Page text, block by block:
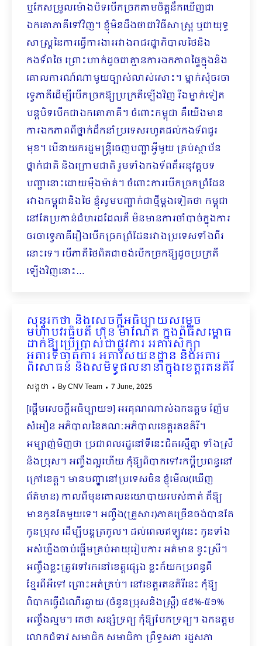
ឬកែសម្រួលម៉ោងបិទបើកច្រកតាមចិត្តនឹកឃើញជា
ឯកតោភាគីទៅវិញ។ ខ្ញុំមិនដឹងថាជាវិធីសាស្ត្រ ឬជាយុទ្ធ
សាស្ត្រនៃការធ្វើការងាររវាងរាជរដ្ឋាភិបាលថៃនិង
កងទ័ពថៃ ព្រោះហាក់ដូចជាគ្មានការឯកភាពផ្ទៃក្នុងនិង
គោលការណ៍ណាមួយច្បាស់លាស់សោះ។ ម្នាក់សុំចរចា
ទ្វេភាគីដើម្បីបើកច្រកឱ្យប្រក្រតីឡើងវិញ រីឯម្នាក់ទៀត
បន្តបិទបើកជាឯកតោភាគី។ ចំពោះកម្ពុជា គឺយើងមាន
ការឯកភាពពីថ្នាក់ដឹកនាំប្រទេសរហូតដល់កងទ័ពជួរ
មុខ។ បើនាយករដ្ឋមន្ត្រីចេញបញ្ជាអ្វីមួយ គ្រប់ស្ថាប័ន
ថ្នាក់ជាតិ និងក្រោមជាតិ រួមទាំងកងទ័ពគឺអនុវត្តបទ
បញ្ជានោះដោយម៉ឺងម៉ាត់។ ចំពោះការបើកច្រកព្រំដែន
រវាងកម្ពុជានិងថៃ ខ្ញុំសូមបញ្ជាក់ជាថ្មីម្ដងទៀតថា កម្ពុជា
នៅតែប្រកាន់ជំហរដដែលគឺ មិនមានការចាំបាច់ក្នុងការ
ចរចាទ្វេភាគីរឿងបើកច្រកព្រំដែនរវាងប្រទេសទាំងពីរ
នោះទេ។ បើភាគីថៃពិតជាចង់បើកច្រកឱ្យដូចប្រក្រតី
ឡើងវិញនោះ…
សុន្ទរកថា និងសេចក្ដីអធិប្បាយសម្ដេច
មហាបវរធិបតី ហ៊ុន ម៉ាណែត ក្នុងពិធីសម្ពោធ
ដាក់ឱ្យប្រើប្រាស់ជាផ្លូវការ អគារសិក្សា
អគារទីចាត់ការ អគារសយនដ្ឋាន និងអគារ
ពិសោធន៍ និងសមិទ្ធផលនានាក្នុងខេត្តរតនគិរី
សង្កថា ByCNV Team 7 June, 2025
[ផ្ដើមសេចក្តីអធិប្បាយ១] អរគុណណាស់ឯកឧត្តម ញ៉ែម
សំអឿន អភិបាលនៃគណៈអភិបាលខេត្តរតនគិរី។
អម្បាញ់មិញថា ប្រជាពលរដ្ឋនៅទីនេះជិតស្មើគ្នា ទាំងស្រី
និងប្រុស។ អញ្ចឹងល្អហើយ កុំឱ្យពិបាកទៅរកប្ដីប្រពន្ធនៅ
ក្រៅខេត្ត។ មានបញ្ហានៅប្រទេសចិន ខ្ញុំមើល(ឃើញ
ព័ត៌មាន) កាលពីមុនគោលនយោបាយរបស់គាត់ គឺឱ្យ
មានកូនតែមួយទេ។ អញ្ចឹង(គ្រួសារ)ភាគច្រើនចង់បានតែ
កូនប្រុស ដើម្បីបន្តត្រកូល។ ដល់ពេលឥឡូវនេះ កូនទាំង
អស់ហ្នឹងចាប់ផ្ដើមគ្រប់អាយុរៀបការ អត់មាន ខ្វះស្រី។
អញ្ចឹងខ្លះត្រូវទៅរកនៅខេត្តផ្សេង ខ្លះក៏យកប្រពន្ធពី
ខ្មែរពីអីទៅ ព្រោះអត់គ្រប់​។ នៅខេត្តរតនគិរីនេះ កុំឱ្យ
ពិបាកធ្វើដំណើរឆ្ងាយ (ចំនួនប្រុសនិងស្រ្តី) ៤៩%-៥១%
អញ្ចឹងល្មម។ គេថា សន្សំទ្រព្យ កុំឱ្យបែកទ្រព្យ។ ឯកឧត្តម
លោកជំទាវ សមាជិក សមាជិកា ព្រឹទ្ធសភា រដ្ឋសភា